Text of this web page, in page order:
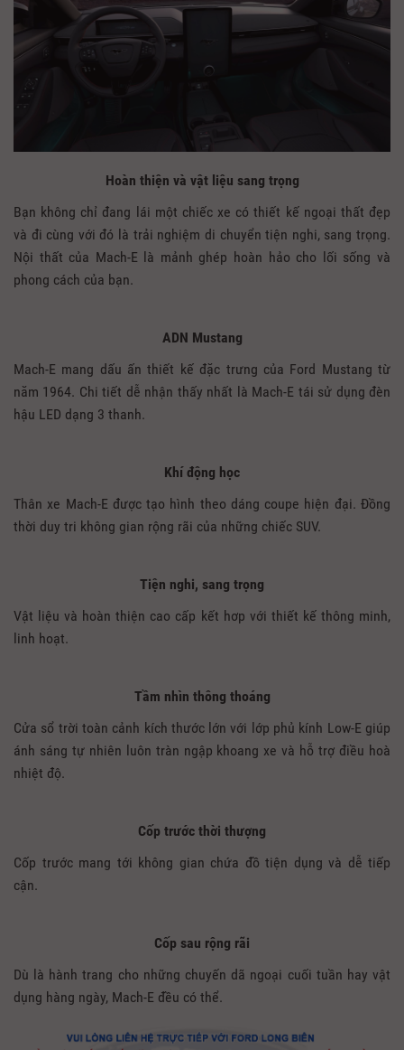
Hoàn thiện và vật liệu sang trọng
Bạn không chỉ đang lái một chiếc xe có thiết kế ngoại thất đẹp
và đi cùng với đó là trải nghiệm di chuyển tiện nghi, sang trọng.
Nội thất của Mach-E là mảnh ghép hoàn hảo cho lối sống và
phong cách của bạn.
ADN Mustang
Mach-E mang dấu ấn thiết kế đặc trưng của Ford Mustang từ
năm 1964. Chi tiết dễ nhận thấy nhất là Mach-E tái sử dụng đèn
hậu LED dạng 3 thanh.
Khí động học
Thân xe Mach-E được tạo hình theo dáng coupe hiện đại. Đồng
thời duy tri không gian rộng rãi của những chiếc SUV.
Tiện nghi, sang trọng
Vật liệu và hoàn thiện cao cấp kết hơp với thiết kế thông minh,
linh hoạt.
Tầm nhìn thông thoáng
Cửa sổ trời toàn cảnh kích thước lớn với lớp phủ kính Low-E giúp
ánh sáng tự nhiên luôn tràn ngập khoang xe và hỗ trợ điều hoà
nhiệt độ.
Cốp trước thời thượng
Cốp trước mang tới không gian chứa đồ tiện dụng và dễ tiếp
cận.
Cốp sau rộng rãi
Dù là hành trang cho những chuyến dã ngoại cuối tuần hay vật
dụng hàng ngày, Mach-E đều có thể.